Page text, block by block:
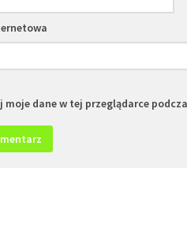
moje dane w tej przeglądarce